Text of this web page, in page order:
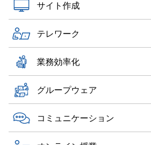
サイト作成
テレワーク
業務効率化
グループウェア
コミュニケーション